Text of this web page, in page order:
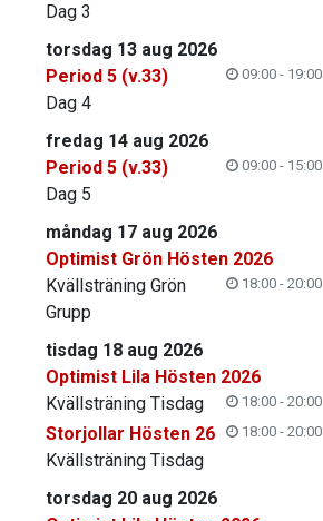
Dag 3
torsdag 13 aug 2026
Period 5 (v.33)
09:00 - 19:00
Dag 4
fredag 14 aug 2026
Period 5 (v.33)
09:00 - 15:00
Dag 5
måndag 17 aug 2026
Optimist Grön Hösten 2026
18:00 - 20:00
Kvällsträning Grön
Grupp
tisdag 18 aug 2026
Optimist Lila Hösten 2026
18:00 - 20:00
Kvällsträning Tisdag
Storjollar Hösten 26
18:00 - 20:00
Kvällsträning Tisdag
torsdag 20 aug 2026